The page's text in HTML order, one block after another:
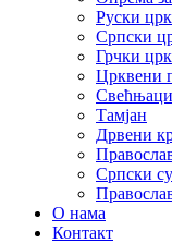
Руски
Српски
Грчки
Црквени
Свећњаци
Тамјан
Дрвени
Српски
О нама
Контакт